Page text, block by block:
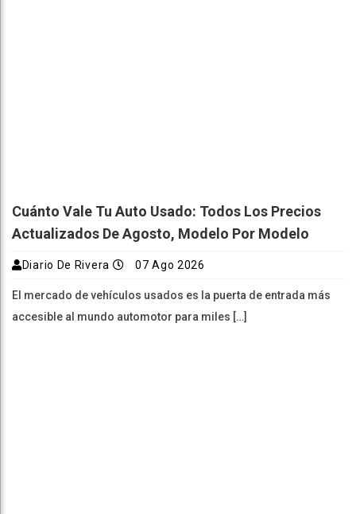
Cuánto Vale Tu Auto Usado: Todos Los Precios
Actualizados De Agosto, Modelo Por Modelo
Diario De Rivera 07 Ago 2026
El mercado de vehículos usados es la puerta de entrada más
accesible al mundo automotor para miles […]